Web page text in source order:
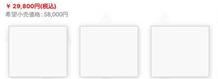
29,800円(税込)
希望小売価格: 58,000円